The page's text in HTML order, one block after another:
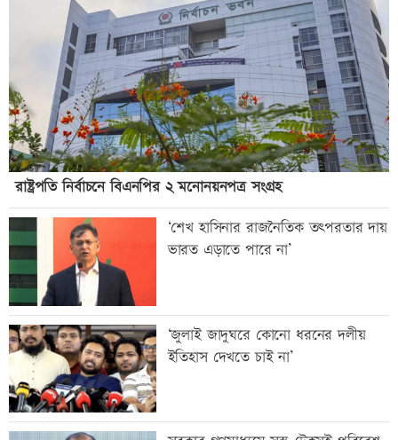
রাষ্ট্রপতি নির্বাচনে বিএনপির ২ মনোনয়নপত্র সংগ্রহ
‘শেখ হাসিনার রাজনৈতিক তৎপরতার দায়
ভারত এড়াতে পারে না’
‘জুলাই জাদুঘরে কোনো ধরনের দলীয়
ইতিহাস দেখতে চাই না’